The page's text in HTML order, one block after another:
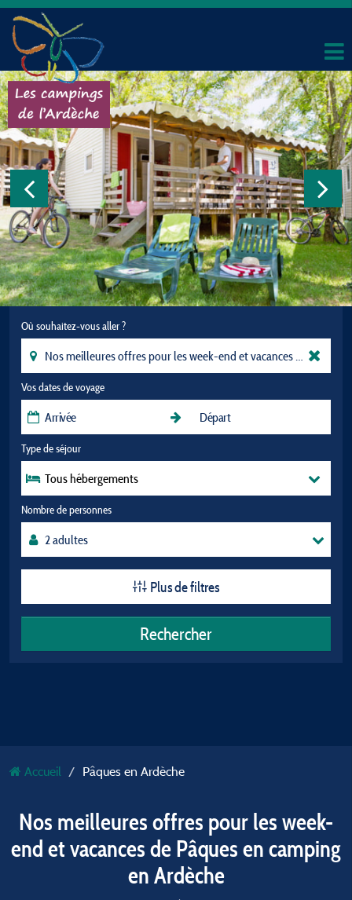
Où souhaitez-vous aller ?
Vos dates de voyage
Type de séjour
Tous hébergements
Nombre de personnes
Rechercher
Plus de filtres
Accueil Pâques en Ardèche
Nos meilleures offres pour les week-
end et vacances de Pâques en camping
en Ardèche